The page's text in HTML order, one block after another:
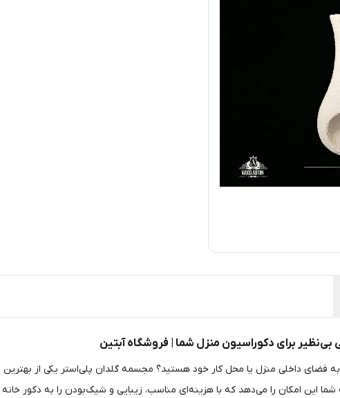
بی‌نظیر برای دکوراسیون منزل شما | فروشگاه آبتین
فضای داخلی منزل یا محل کار خود هستید؟ مجسمه گلدان پلی‌استر یکی از بهترین
این امکان را می‌دهد که با هزینه‌ای مناسب، زیبایی و شیک‌بودن را به دکور